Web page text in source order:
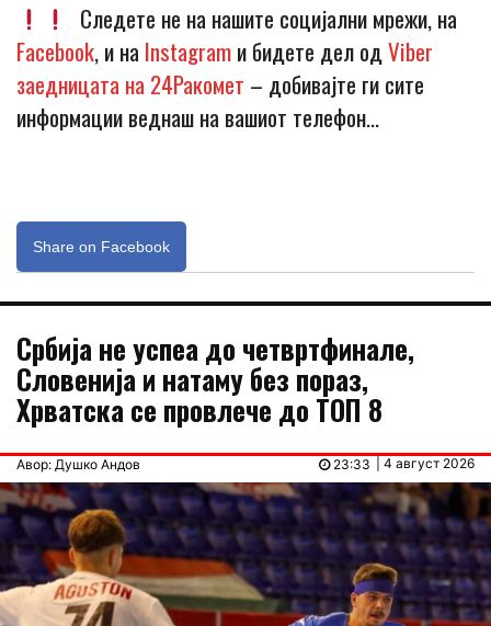
Следете не на нашите социјални мрежи, на
Facebook, и наInstagramи бидете дел одViber
заедницата на 24Ракомет – добивајте ги сите
информации веднаш на вашиот телефон…
Share on Facebook
Србија не успеа до четвртфинале,
Словенија и натаму без пораз,
Хрватска се провлече до ТОП 8
Авор: Душко Андов | 4 август 2026
23:33